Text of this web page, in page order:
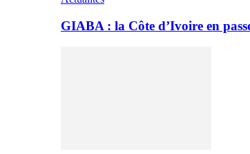
GIABA : la Côte d’Ivoire en